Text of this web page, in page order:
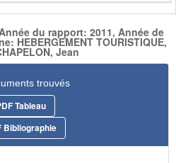
du rapport: 2011, Année de
HEBERGEMENT TOURISTIQUE,
Jean
trouvés
Tableau
Bibliographie